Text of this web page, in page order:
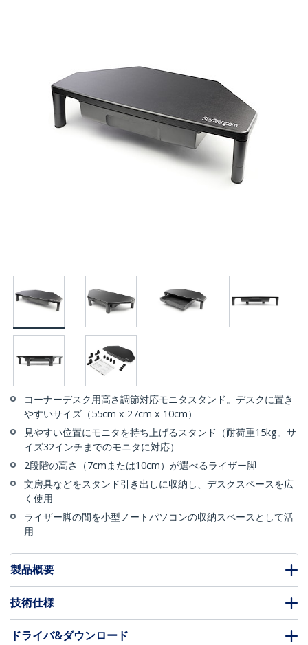
コーナーデスク用高さ調節対応モニタスタンド。デスクに置き
やすいサイズ（55cm x 27cm x 10cm）
見やすい位置にモニタを持ち上げるスタンド（耐荷重15kg。サ
イズ32インチまでのモニタに対応）
2段階の高さ（7cmまたは10cm）が選べるライザー脚
文房具などをスタンド引き出しに収納し、デスクスペースを広
く使用
ライザー脚の間を小型ノートパソコンの収納スペースとして活
用
製品概要
技術仕様
ドライバ&ダウンロード